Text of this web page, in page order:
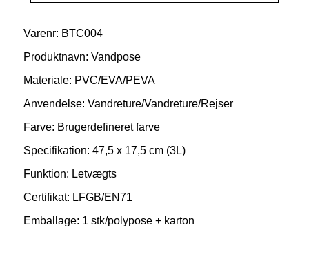
Varenr: BTC004
Produktnavn: Vandpose
Materiale: PVC/EVA/PEVA
Anvendelse: Vandreture/Vandreture/Rejser
Farve: Brugerdefineret farve
Specifikation: 47,5 x 17,5 cm (3L)
Funktion: Letvægts
Certifikat: LFGB/EN71
Emballage: 1 stk/polypose + karton